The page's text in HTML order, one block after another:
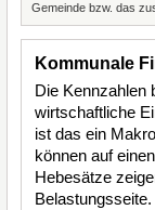
Gemeinde bzw. das
Kommunale
Die Kennzahlen
wirtschaftliche
ist das ein
können auf
Hebesätze
Belastungsseite.